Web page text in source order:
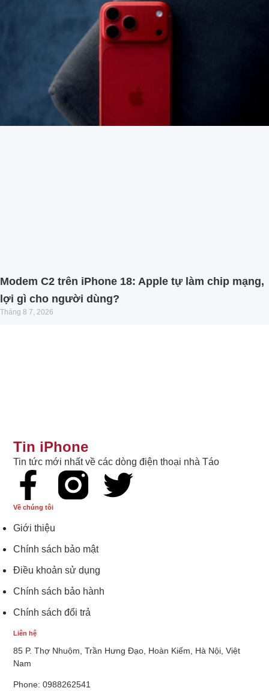
Modem C2 trên iPhone 18: Apple tự làm chip mạng,
lợi gì cho người dùng?
Tháng 8 7, 2026
Tin iPhone
Tin tức mới nhất về các dòng điện thoại nhà Táo
Liên hệ
85 P. Thợ Nhuộm, Trần Hưng Đạo, Hoàn Kiếm, Hà Nội, Việt
Nam
Phone: 0988262541
Về chúng tôi
Giới thiệu
Chính sách bảo mật
Điều khoản sử dụng
Chính sách bảo hành
Chính sách đổi trả